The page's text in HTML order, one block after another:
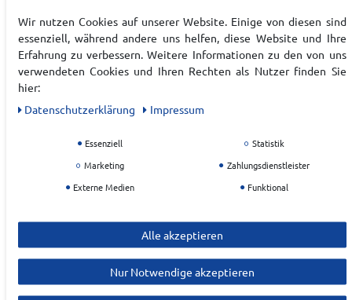
reduzieren.
Regulär geschnitten; Hose mit mittelhohem
Bund
Jacke und Hose: Bündchen und Saum gerippt
Art.-ID: 22224380
EAN: 4068808464772
(recycelt)
Wir nutzen Cookies auf unserer Website. Einige von diesen sind
essenziell, während andere uns helfen, diese Website und Ihre
Erfahrung zu verbessern. Weitere Informationen zu den von uns
verwendeten Cookies und Ihren Rechten als Nutzer finden Sie
hier:
Daten­schutz­erklärung
Impressum
Essenziell
Statistik
Marketing
Zahlungsdienstleister
Externe Medien
Funktional
Alle akzeptieren
Nur Notwendige akzeptieren